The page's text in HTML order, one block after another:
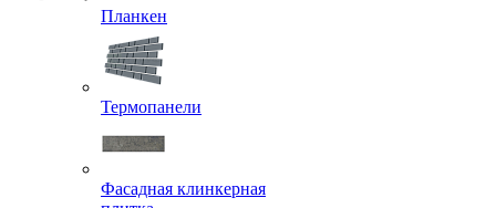
Планкен
Термопанели
Фасадная клинкерная